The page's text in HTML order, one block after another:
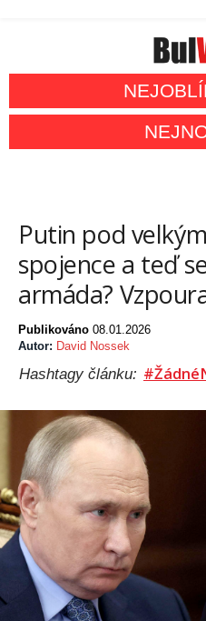
Putin pod
spojence a teď
armáda?
Publikováno 08.01.2026
Autor: David Nossek
Hashtagy článku: